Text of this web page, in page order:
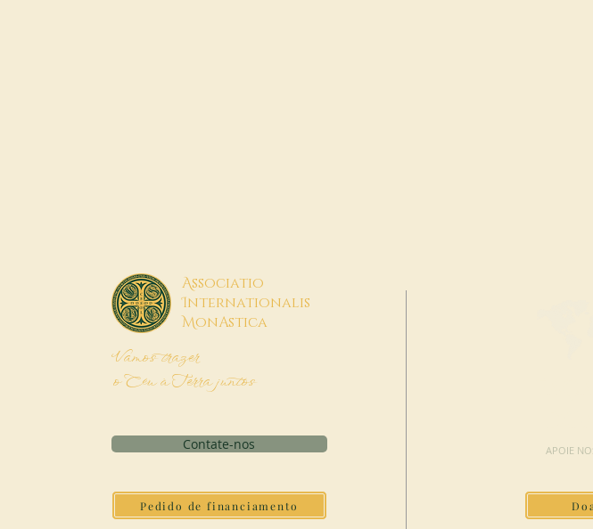
Associatio
Internationalis
MonAstica
Vamos trazer
o Céu à Terra juntos
Contate-nos
Pedido de financiamento
APOIE